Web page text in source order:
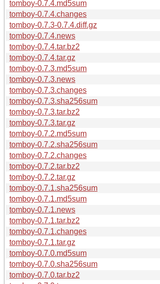
tomboy-0.7.4.md5sum
tomboy-0.7.4.changes
tomboy-0.7.3-0.7.4.diff.gz
tomboy-0.7.4.news
tomboy-0.7.4.tar.bz2
tomboy-0.7.4.tar.gz
tomboy-0.7.3.md5sum
tomboy-0.7.3.news
tomboy-0.7.3.changes
tomboy-0.7.3.sha256sum
tomboy-0.7.3.tar.bz2
tomboy-0.7.3.tar.gz
tomboy-0.7.2.md5sum
tomboy-0.7.2.sha256sum
tomboy-0.7.2.changes
tomboy-0.7.2.tar.bz2
tomboy-0.7.2.tar.gz
tomboy-0.7.1.sha256sum
tomboy-0.7.1.md5sum
tomboy-0.7.1.news
tomboy-0.7.1.tar.bz2
tomboy-0.7.1.changes
tomboy-0.7.1.tar.gz
tomboy-0.7.0.md5sum
tomboy-0.7.0.sha256sum
tomboy-0.7.0.tar.bz2